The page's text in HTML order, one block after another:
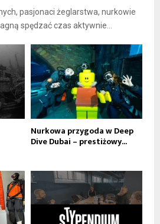
pasjonaci żeglarstwa, nurkowie
spędzać czas aktywnie...
Nurkowa przygoda w Deep
Dive Dubai – prestiżowy...